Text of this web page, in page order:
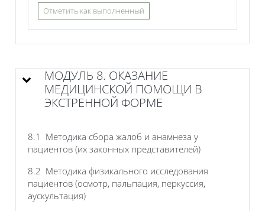
Отметить как выполненный
МОДУЛЬ 8. ОКАЗАНИЕ
МЕДИЦИНСКОЙ ПОМОЩИ В
ЭКСТРЕННОЙ ФОРМЕ
8.1 Методика сбора жалоб и анамнеза у
пациентов (их законных представителей)
8.2 Методика физикального исследования
пациентов (осмотр, пальпация, перкуссия,
аускультация)